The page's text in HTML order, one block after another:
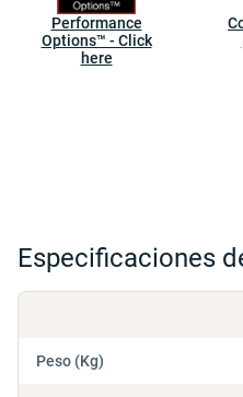
Performance
Options™ - Click
here
Especificaciones
Peso (Kg)